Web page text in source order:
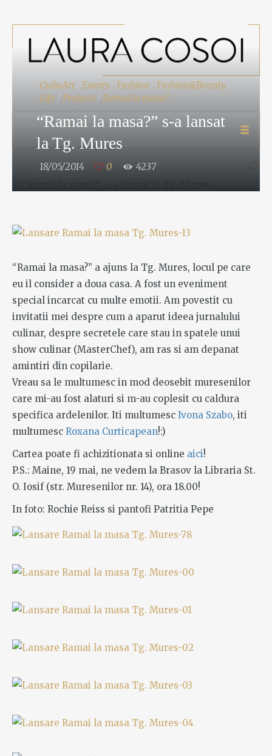
CulinArt Events Fashion Fashion&Beauty
Life /Projects /Ramai la masa?
“Ramai la masa?” s-a lansat
la Tg. Mures
18/05/2014 0 4237
“Ramai la masa?” a ajuns la Tg. Mures, locul pe care
eu il consider a doua casa. A fost un eveniment
special incarcat cu multe emotii. Am povestit cu
invitatii mei despre cum a aparut ideea jurnalului
culinar, despre secretele care stau in spatele unui
show culinar (MasterChef), am ras si am depanat
amintiri din copilarie.
Vreau sa le multumesc in mod deosebit muresenilor
care mi-au fost alaturi si m-au coplesit cu caldura
specifica ardelenilor. Iti multumesc Ivona Szabo, iti
multumesc Roxana Curticapean!:)
Cartea poate fi achizitionata si online aici!
P.S.: Maine, 19 mai, ne vedem la Brasov la Libraria St.
O. Iosif (str. Muresenilor nr. 14), ora 18.00!
In foto: Rochie Reiss si pantofi Patritia Pepe